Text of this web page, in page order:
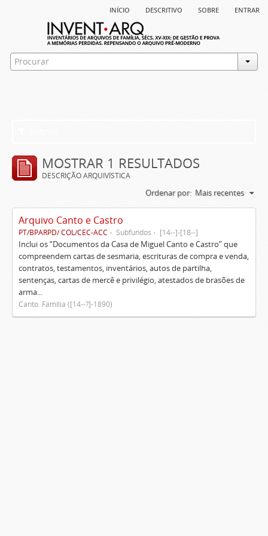
início descritivo sobre entrar
MOSTRAR 1 RESULTADOS
DESCRIÇÃO ARQUIVÍSTICA
Ordenar por: Mais recentes
Arquivo Canto e Castro
PT/BPARPD/ COL/CEC-ACC Subfundos [14--]-[18--]
Inclui os “Documentos da Casa de Miguel Canto e Castro” que
compreendem cartas de sesmaria, escrituras de compra e venda,
contratos, testamentos, inventários, autos de partilha,
sentenças, cartas de mercê e privilégio, atestados de brasões de
arma...
Canto. Família ([14--?]-1890)